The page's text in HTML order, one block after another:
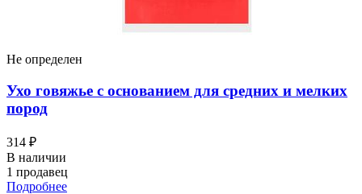
Не определен
Ухо говяжье с основанием для средних и мелких
пород
314 ₽
В наличии
1 продавец
Подробнее